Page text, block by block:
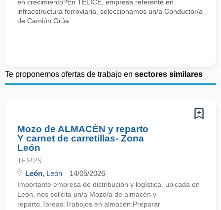
en crecimiento?En TELICE, empresa referente en
infraestructura ferroviaria, seleccionamos un/a Conductor/a
de Camión Grúa ...
Te proponemos ofertas de trabajo en sectores similares
Mozo de ALMACÉN y reparto
Y carnet de carretillas- Zona
León
TEMPS
León, León 14/05/2026
Importante empresa de distribución y logística, ubicada en
León, nos solicita un/a Mozo/a de almacén y
reparto.Tareas:Trabajos en almacén:Preparar